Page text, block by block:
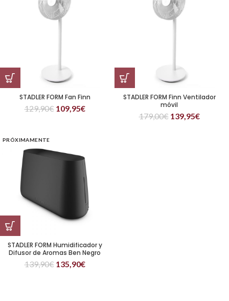
STADLER FORM Fan Finn
129,90€ 109,95€
STADLER FORM Finn Ventilador
móvil
179,00€ 139,95€
PRÓXIMAMENTE
STADLER FORM Humidificador y
Difusor de Aromas Ben Negro
139,90€ 135,90€